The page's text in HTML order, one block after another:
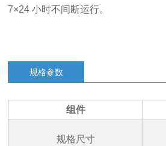
7×24 小时不间断运行。
规格参数
组件
规格尺寸